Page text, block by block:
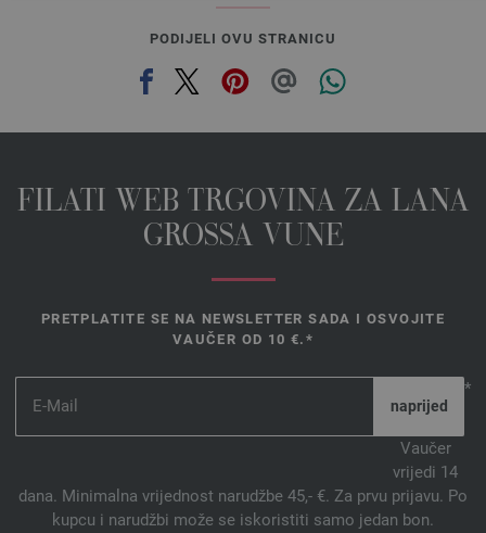
PODIJELI OVU STRANICU
FILATI WEB TRGOVINA ZA LANA
GROSSA VUNE
PRETPLATITE SE NA NEWSLETTER SADA I OSVOJITE
VAUČER OD 10 €.*
*
Vaučer
vrijedi 14
dana. Minimalna vrijednost narudžbe 45,- €. Za prvu prijavu. Po
kupcu i narudžbi može se iskoristiti samo jedan bon.